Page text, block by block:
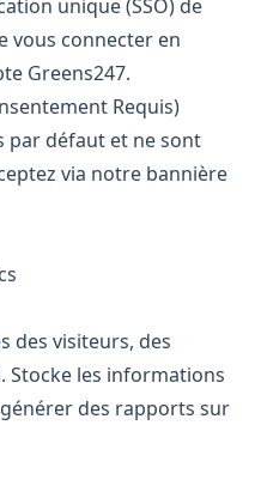
unique (SSO) de
vous connecter en
Greens247.
Requis)
par défaut et ne sont
via notre bannière
des visiteurs, des
Stocke les informations
des rapports sur